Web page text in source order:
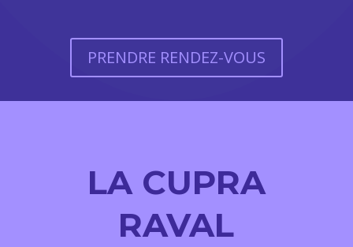
PRENDRE RENDEZ-VOUS
LA CUPRA
RAVAL